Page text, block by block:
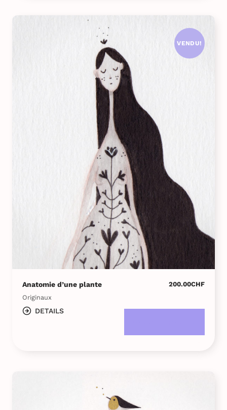
Anatomie d’une plante 200.00CHF
Originaux
DETAILS